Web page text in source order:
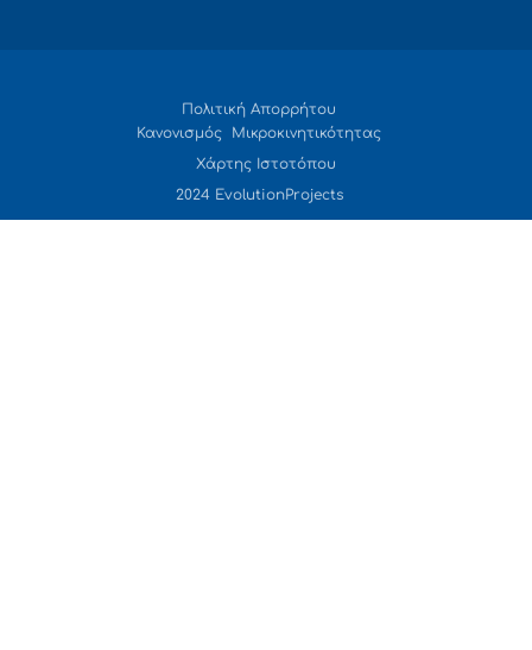
Πολιτική Απορρήτου
Κανονισμός Μικροκινητικότητας
Χάρτης Ιστοτόπου
2024 EvolutionProjects